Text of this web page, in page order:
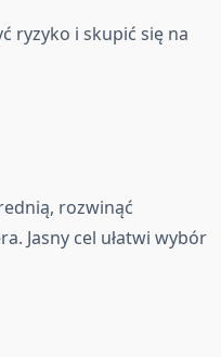
ryzyko i skupić się na
rozwinąć
Jasny cel ułatwi wybór